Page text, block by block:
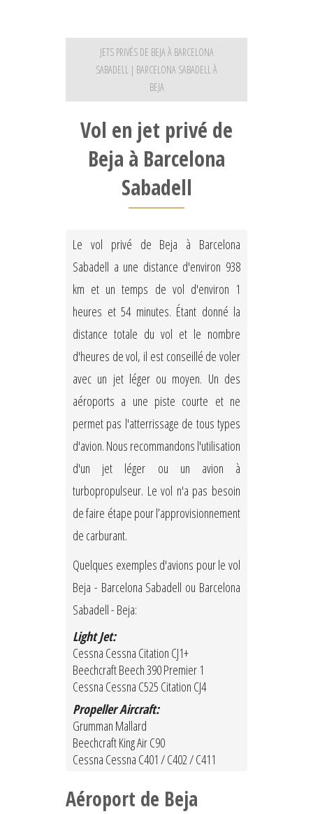
JETS PRIVÉS DE BEJA À BARCELONA
SABADELL | BARCELONA SABADELL À
BEJA
Vol en jet privé de
Beja à Barcelona
Sabadell
Le vol privé de Beja à Barcelona
Sabadell a une distance d'environ 938
km et un temps de vol d'environ 1
heures et 54 minutes. Étant donné la
distance totale du vol et le nombre
d'heures de vol, il est conseillé de voler
avec un jet léger ou moyen. Un des
aéroports a une piste courte et ne
permet pas l'atterrissage de tous types
d'avion. Nous recommandons l'utilisation
d'un jet léger ou un avion à
turbopropulseur. Le vol n'a pas besoin
de faire étape pour l’approvisionnement
de carburant.
Quelques exemples d'avions pour le vol
Beja - Barcelona Sabadell ou Barcelona
Sabadell - Beja:
Light Jet:
Cessna Cessna Citation CJ1+
Beechcraft Beech 390 Premier 1
Cessna Cessna C525 Citation CJ4
Propeller Aircraft:
Grumman Mallard
Beechcraft King Air C90
Cessna Cessna C401 / C402 / C411
Aéroport de Beja